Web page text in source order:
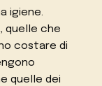
igiene.
quelle che
costare di
quelle dei